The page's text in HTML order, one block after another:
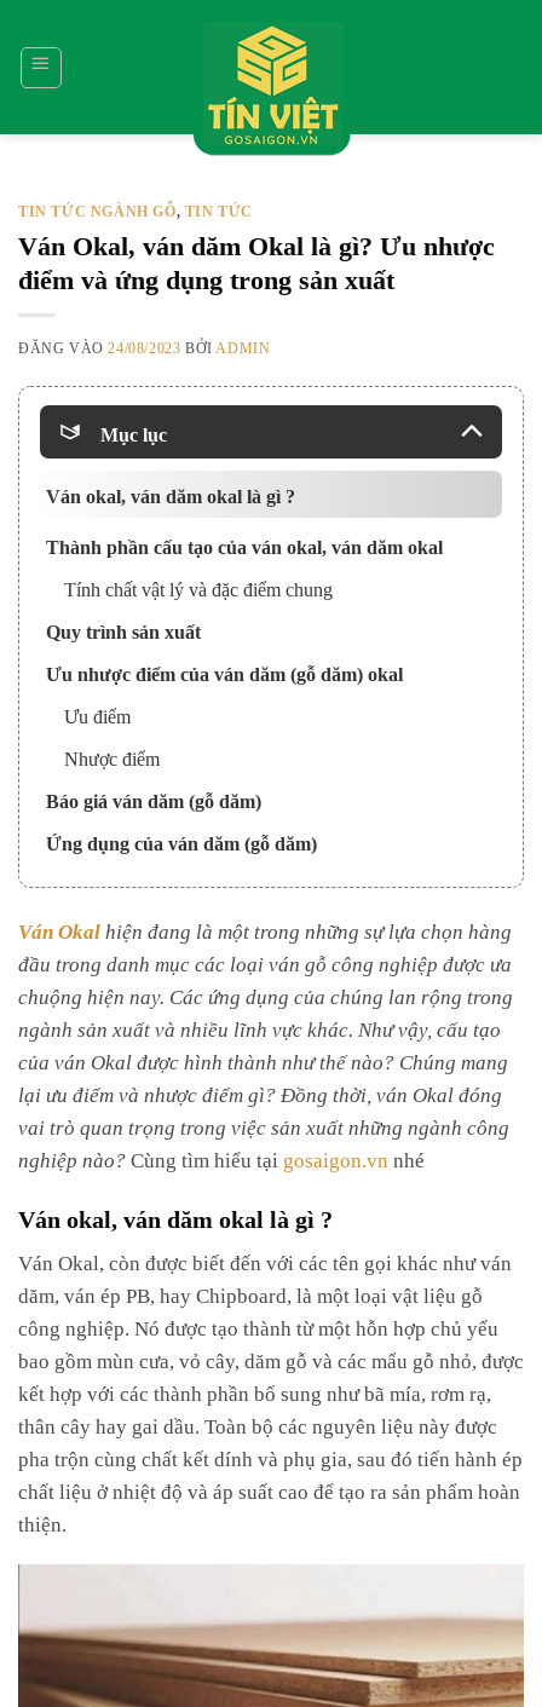
qua
nội
TIN TỨC NGÀNH GỖ, TIN TỨC
Ván Okal, ván dăm Okal là gì? Ưu nhược
điểm và ứng dụng trong sản xuất
ĐĂNG VÀO24/08/2023 BỞI ADMIN
Mục lục
Ván okal, ván dăm okal là gì ?
Thành phần cấu tạo của ván okal, ván dăm okal
Tính chất vật lý và đặc điểm chung
Quy trình sản xuất
Ưu nhược điểm của ván dăm (gỗ dăm) okal
Ưu điểm
Nhược điểm
Báo giá ván dăm (gỗ dăm)
Ứng dụng của ván dăm (gỗ dăm)
Ván Okal hiện đang là một trong những sự lựa chọn hàng
đầu trong danh mục các loại ván gỗ công nghiệp được ưa
chuộng hiện nay. Các ứng dụng của chúng lan rộng trong
ngành sản xuất và nhiều lĩnh vực khác. Như vậy, cấu tạo
của ván Okal được hình thành như thế nào? Chúng mang
lại ưu điểm và nhược điểm gì? Đồng thời, ván Okal đóng
vai trò quan trọng trong việc sản xuất những ngành công
nghiệp nào? Cùng tìm hiểu tại gosaigon.vn nhé
Ván okal, ván dăm okal là gì ?
Ván Okal, còn được biết đến với các tên gọi khác như ván
dăm, ván ép PB, hay Chipboard, là một loại vật liệu gỗ
công nghiệp. Nó được tạo thành từ một hỗn hợp chủ yếu
bao gồm mùn cưa, vỏ cây, dăm gỗ và các mẩu gỗ nhỏ, được
kết hợp với các thành phần bổ sung như bã mía, rơm rạ,
thân cây hay gai dầu. Toàn bộ các nguyên liệu này được
pha trộn cùng chất kết dính và phụ gia, sau đó tiến hành ép
chất liệu ở nhiệt độ và áp suất cao để tạo ra sản phẩm hoàn
thiện.